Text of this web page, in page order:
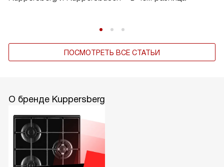
ПОСМОТРЕТЬ ВСЕ СТАТЬИ
О бренде Kuppersberg